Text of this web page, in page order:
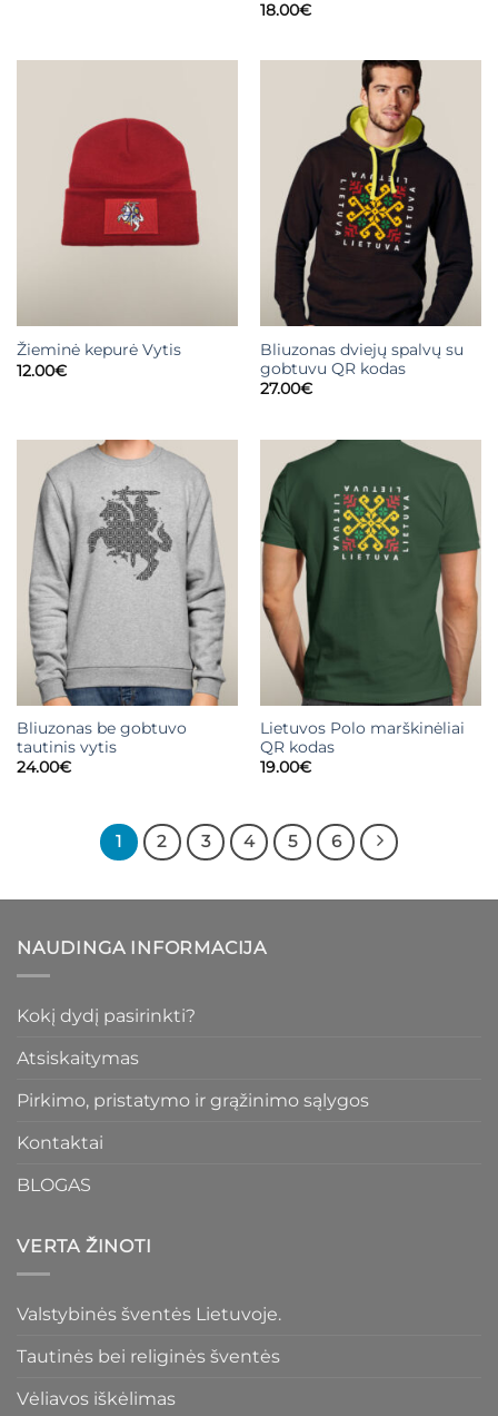
18.00€
Žieminė kepurė Vytis
12.00€
Bliuzonas dviejų spalvų su
gobtuvu QR kodas
27.00€
Bliuzonas be gobtuvo
tautinis vytis
24.00€
Lietuvos Polo marškinėliai
QR kodas
19.00€
1 2 3 4 5 6
NAUDINGA INFORMACIJA
Kokį dydį pasirinkti?
Atsiskaitymas
Pirkimo, pristatymo ir grąžinimo sąlygos
Kontaktai
BLOGAS
VERTA ŽINOTI
Valstybinės šventės Lietuvoje.
Tautinės bei religinės šventės
Vėliavos iškėlimas